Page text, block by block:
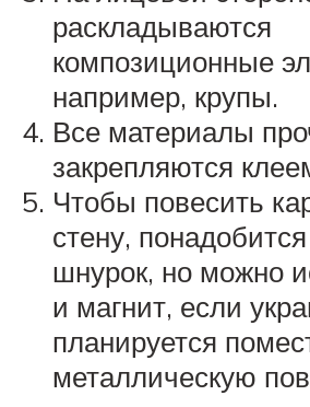
раскладываются
композиционные
например, крупы.
Все материалы
закрепляются
Чтобы повесить
стену,
шнурок, но можно
и магнит, если
планируется
металлическую